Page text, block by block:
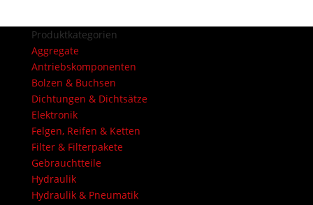
Produktkategorien
Aggregate
Antriebskomponenten
Bolzen & Buchsen
Dichtungen & Dichtsätze
Elektronik
Felgen, Reifen & Ketten
Filter & Filterpakete
Gebrauchtteile
Hydraulik
Hydraulik & Pneumatik